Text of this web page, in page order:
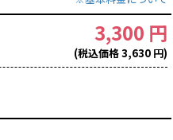
3,300 円
(税込価格 3,630 円)